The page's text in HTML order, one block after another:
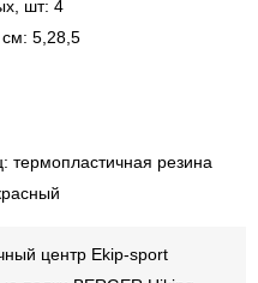
шт: 4
см: 5,28,5
термопластичная резина
центр Ekip-sport